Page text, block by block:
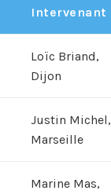
Intervenant
Loïc Briand,
Dijon
Justin Michel,
Marseille
Marine Mas,